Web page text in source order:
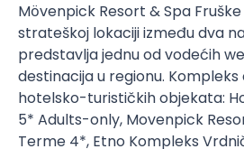
Mӧvenpick Resort & Spa
strateškoj lokaciji između dva
predstavlja jednu od vodećih
destinacija u regionu.
hotelsko-turističkih objekata:
5* Adults-only, Movenpick
Terme 4*, Etno Kompleks